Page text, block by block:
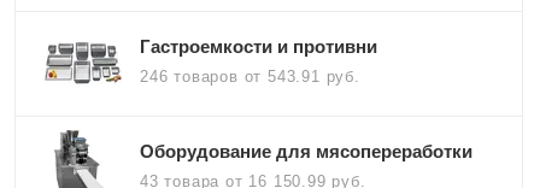
Гастроемкости и противни
246 товаров от 543.91 руб.
Оборудование для мясопереработки
43 товара от 16 150.99 руб.